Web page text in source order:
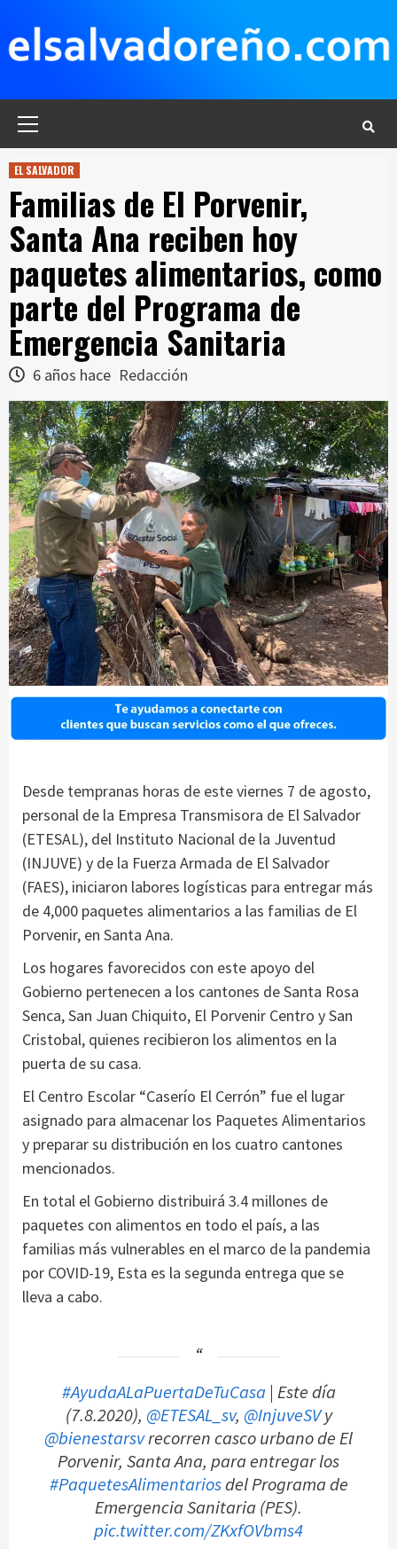
contenido
EL SALVADOR
Familias de El Porvenir,
Santa Ana reciben hoy
paquetes alimentarios, como
parte del Programa de
Emergencia Sanitaria
6 años hace Redacción
Desde tempranas horas de este viernes 7 de agosto,
personal de la Empresa Transmisora de El Salvador
(ETESAL), del Instituto Nacional de la Juventud
(INJUVE) y de la Fuerza Armada de El Salvador
(FAES), iniciaron labores logísticas para entregar más
de 4,000 paquetes alimentarios a las familias de El
Porvenir, en Santa Ana.
Los hogares favorecidos con este apoyo del
Gobierno pertenecen a los cantones de Santa Rosa
Senca, San Juan Chiquito, El Porvenir Centro y San
Cristobal, quienes recibieron los alimentos en la
puerta de su casa.
El Centro Escolar “Caserío El Cerrón” fue el lugar
asignado para almacenar los Paquetes Alimentarios
y preparar su distribución en los cuatro cantones
mencionados.
En total el Gobierno distribuirá 3.4 millones de
paquetes con alimentos en todo el país, a las
familias más vulnerables en el marco de la pandemia
por COVID-19, Esta es la segunda entrega que se
lleva a cabo.
#AyudaALaPuertaDeTuCasa | Este día
(7.8.2020), @ETESAL_sv, @InjuveSVy
@bienestarsvrecorren casco urbano de El
Porvenir, Santa Ana, para entregar los
#PaquetesAlimentariosdel Programa de
Emergencia Sanitaria (PES).
pic.twitter.com/ZKxfOVbms4